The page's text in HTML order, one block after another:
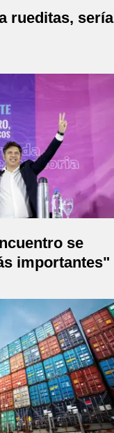
rueditas, sería
se
importantes"